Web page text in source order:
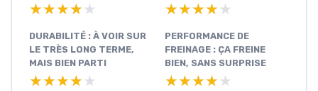
★★★★★
★★★★★ ★★★★★
★★★★★
DURABILITÉ : À VOIR SUR
LE TRÈS LONG TERME,
MAIS BIEN PARTI
★★★★★
★★★★★
PERFORMANCE DE
FREINAGE : ÇA FREINE
BIEN, SANS SURPRISE
★★★★★
★★★★★